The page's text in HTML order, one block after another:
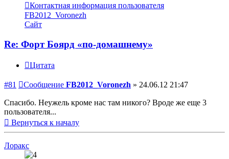
Контактная информация пользователя
FB2012_Voronezh
Сайт
Re: Форт Боярд «по-домашнему»
Цитата
#81 Сообщение FB2012_Voronezh » 24.06.12 21:47
Спасибо. Неужель кроме нас там никого? Вроде же еще 3
пользователя...
Вернуться к началу
Лоракс